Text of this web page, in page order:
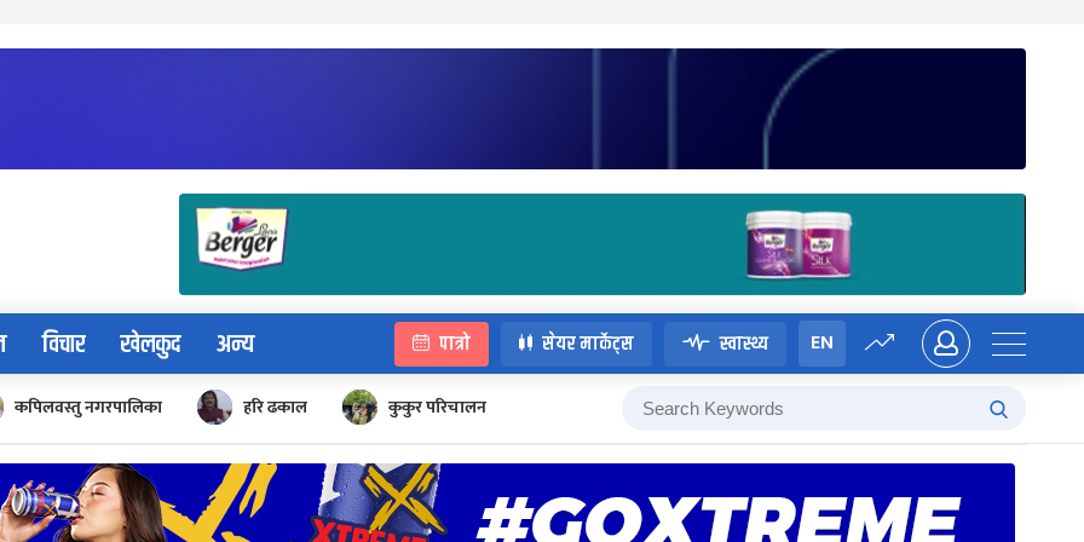
विचार खेलकुद अन्य पात्रो सेयर मार्केट्स स्वास्थ्य EN
कपिलवस्तु नगरपालिका हरि ढकाल कुकुर परिचालन